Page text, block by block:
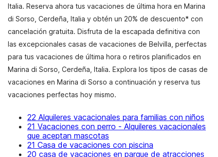
Italia. Reserva ahora tus vacaciones de última hora en Marina
di Sorso, Cerdeña, Italia y obtén un 20% de descuento* con
cancelación gratuita. Disfruta de la escapada definitiva con
las excepcionales casas de vacaciones de Belvilla, perfectas
para tus vacaciones de última hora o retiros planificados en
Marina di Sorso, Cerdeña, Italia. Explora los tipos de casas de
vacaciones en Marina di Sorso a continuación y reserva tus
vacaciones perfectas hoy mismo.
22 Alquileres vacacionales para familias con niños
21 Vacaciones con perro - Alquileres vacacionales
que aceptan mascotas
21 Casa de vacaciones con piscina
20 casa de vacaciones en parque de atracciones